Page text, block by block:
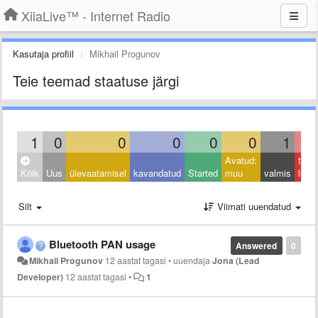
XiiaLive™ - Internet Radio
Kasutaja profiil Mikhail Progunov
Teie teemad staatuse järgi
1 0 0 0 0 0 1
Kõik Uus ülevaatamisel kavandatud Started
Avatud:
muu
valmis
Silt Viimati uuendatud
0
Answered
Bluetooth PAN usage
Mikhail Progunov 12 aastat tagasi •uuendajaJona (Lead
Developer) 12 aastat tagasi • 1